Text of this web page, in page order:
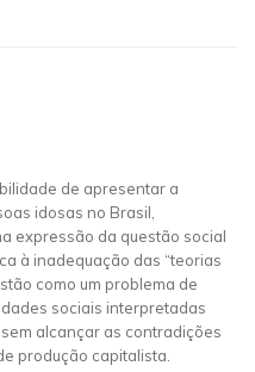
de apresentar a
idosas no Brasil,
expressão da questão social
à inadequação das “teorias
como um problema de
sociais interpretadas
alcançar as contradições
produção capitalista.